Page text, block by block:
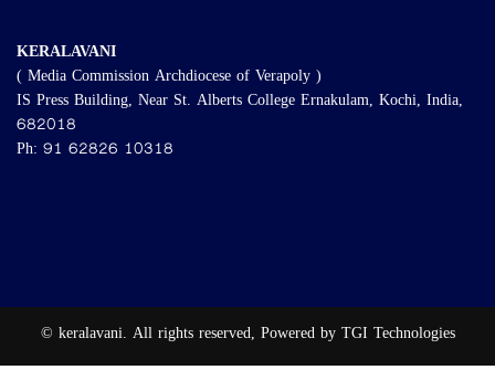
KERALAVANI
( Media Commission Archdiocese of Verapoly )
IS Press Building, Near St. Alberts College Ernakulam, Kochi, India,
682018
Ph: 91 62826 10318
© keralavani. All rights reserved, Powered by TGI Technologies